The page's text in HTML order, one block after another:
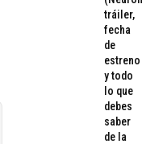
tráiler,
fecha
de
estreno
y todo
lo que
debes
saber
de la